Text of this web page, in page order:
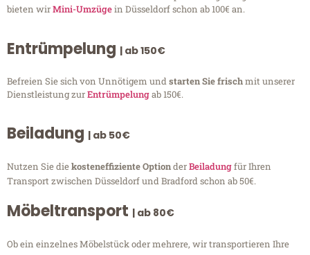
bieten wirMini-Umzügein Düsseldorf schon ab 100€ an.
Entrümpelung | ab 150€
Befreien Sie sich von Unnötigem undstarten Sie frischmit unserer
Dienstleistung zurEntrümpelungab 150€.
Beiladung | ab 50€
Nutzen Sie diekosteneffiziente OptionderBeiladungfür Ihren
Transport zwischen Düsseldorf und Bradford schon ab 50€.
Möbeltransport | ab 80€
Ob ein einzelnes Möbelstück oder mehrere, wir transportieren Ihre